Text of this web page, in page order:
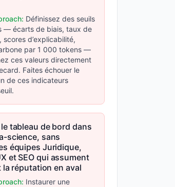
Définissez des seuils
— écarts de biais, taux de
d’explicabilité,
par 1 000 tokens —
ces valeurs directement
Faites échouer le
de ces indicateurs
le tableau de bord dans
science, sans
équipes Juridique,
et SEO qui assument
la réputation en aval
Instaurer une